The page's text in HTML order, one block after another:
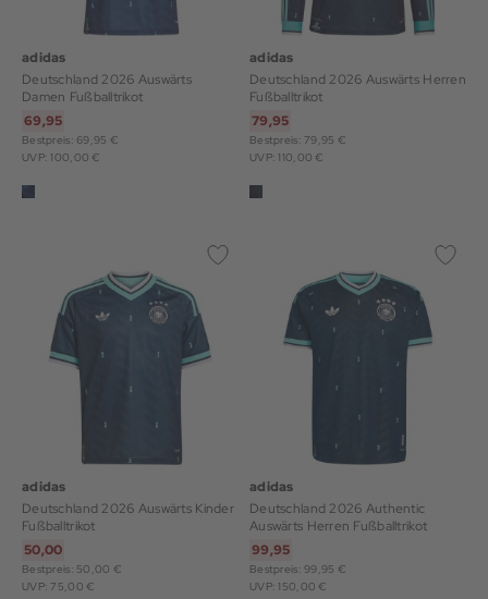
adidas
Deutschland 2026 Auswärts
Damen Fußballtrikot
69,95
Bestpreis: 69,95 €
UVP: 100,00 €
adidas
Deutschland 2026 Auswärts Herren
Fußballtrikot
79,95
Bestpreis: 79,95 €
UVP: 110,00 €
adidas
Deutschland 2026 Auswärts Kinder
Fußballtrikot
50,00
Bestpreis: 50,00 €
UVP: 75,00 €
adidas
Deutschland 2026 Authentic
Auswärts Herren Fußballtrikot
99,95
Bestpreis: 99,95 €
UVP: 150,00 €